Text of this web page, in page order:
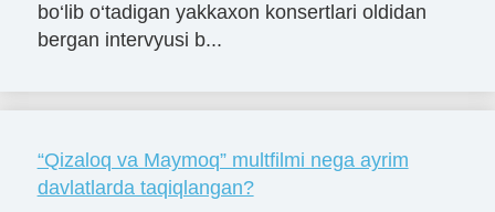
bo‘lib o‘tadigan yakkaxon konsertlari oldidan
bergan intervyusi b...
“Qizaloq va Maymoq” multfilmi nega ayrim
davlatlarda taqiqlangan?